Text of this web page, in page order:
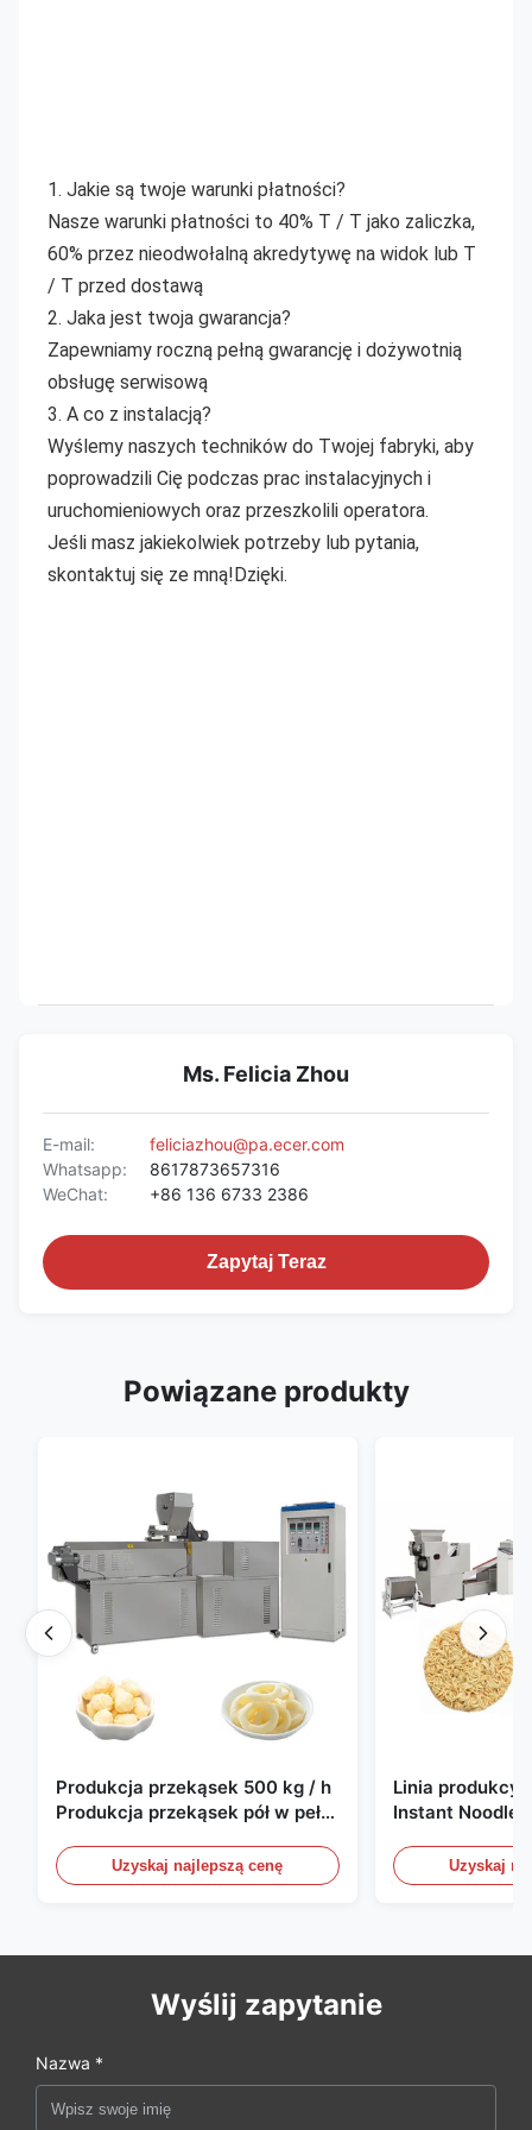
1. Jakie są twoje warunki płatności?
Nasze warunki płatności to 40% T / T jako zaliczka,
60% przez nieodwołalną akredytywę na widok lub T
/ T przed dostawą
2. Jaka jest twoja gwarancja?
Zapewniamy roczną pełną gwarancję i dożywotnią
obsługę serwisową
3. A co z instalacją?
Wyślemy naszych techników do Twojej fabryki, aby
poprowadzili Cię podczas prac instalacyjnych i
uruchomieniowych oraz przeszkolili operatora.
Jeśli masz jakiekolwiek potrzeby lub pytania,
skontaktuj się ze mną!Dzięki.
Ms. Felicia Zhou
E-mail:
feliciazhou@pa.ecer.com
Whatsapp:
8617873657316
WeChat:
+86 136 6733 2386
Zapytaj Teraz
Powiązane produkty
Produkcja przekąsek 500 kg / h
Produkcja przekąsek pół w pełni
Uzyskaj najlepszą cenę
Linia
Instant Noodle
Uzyskaj
Wyślij zapytanie
Nazwa *